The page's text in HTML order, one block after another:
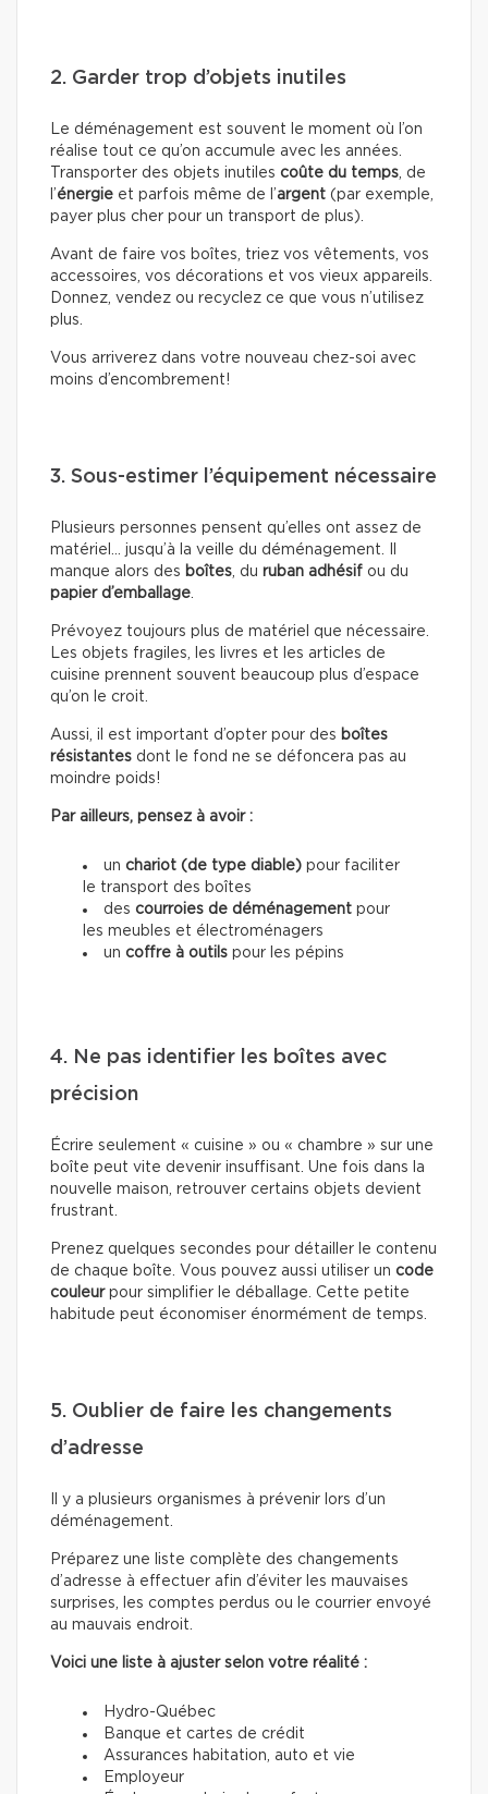
2. Garder trop d’objets inutiles
Le déménagement est souvent le moment où l’on
réalise tout ce qu’on accumule avec les années.
Transporter des objets inutiles coûte du temps, de
l’énergie et parfois même de l’argent (par exemple,
payer plus cher pour un transport de plus).
Avant de faire vos boîtes, triez vos vêtements, vos
accessoires, vos décorations et vos vieux appareils.
Donnez, vendez ou recyclez ce que vous n’utilisez
plus.
Vous arriverez dans votre nouveau chez-soi avec
moins d’encombrement!
3. Sous-estimer l’équipement nécessaire
Plusieurs personnes pensent qu’elles ont assez de
matériel… jusqu’à la veille du déménagement. Il
manque alors des boîtes, du ruban adhésif ou du
papier d’emballage.
Prévoyez toujours plus de matériel que nécessaire.
Les objets fragiles, les livres et les articles de
cuisine prennent souvent beaucoup plus d’espace
qu’on le croit.
Aussi, il est important d’opter pour des boîtes
résistantes dont le fond ne se défoncera pas au
moindre poids!
Par ailleurs, pensez à avoir :
un chariot (de type diable) pour faciliter
le transport des boîtes
des courroies de déménagement pour
les meubles et électroménagers
un coffre à outils pour les pépins
4. Ne pas identifier les boîtes avec
précision
Écrire seulement « cuisine » ou « chambre » sur une
boîte peut vite devenir insuffisant. Une fois dans la
nouvelle maison, retrouver certains objets devient
frustrant.
Prenez quelques secondes pour détailler le contenu
de chaque boîte. Vous pouvez aussi utiliser un code
couleurpour simplifier le déballage. Cette petite
habitude peut économiser énormément de temps.
5. Oublier de faire les changements
d’adresse
Il y a plusieurs organismes à prévenir lors d’un
déménagement.
Préparez une liste complète des changements
d’adresse à effectuer afin d’éviter les mauvaises
surprises, les comptes perdus ou le courrier envoyé
au mauvais endroit.
Voici une liste à ajuster selon votre réalité :
Hydro-Québec
Banque et cartes de crédit
Assurances habitation, auto et vie
Employeur